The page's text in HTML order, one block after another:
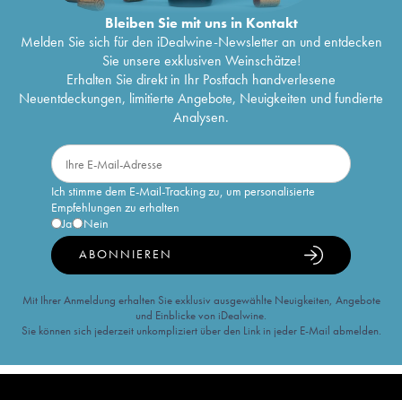
Bleiben Sie mit uns in Kontakt
Melden Sie sich für den iDealwine-Newsletter an und entdecken
Sie unsere exklusiven Weinschätze!
Erhalten Sie direkt in Ihr Postfach handverlesene
Neuentdeckungen, limitierte Angebote, Neuigkeiten und fundierte
Analysen.
Ich stimme dem E-Mail-Tracking zu, um personalisierte
Empfehlungen zu erhalten
Ja
Nein
ABONNIEREN
Mit Ihrer Anmeldung erhalten Sie exklusiv ausgewählte Neuigkeiten, Angebote
und Einblicke von iDealwine.
Sie können sich jederzeit unkompliziert über den Link in jeder E-Mail abmelden.